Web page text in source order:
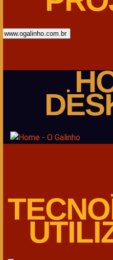
www.ogalinho.com.br